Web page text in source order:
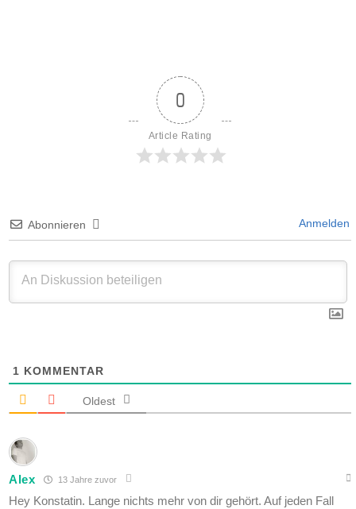
0
Article Rating
Abonnieren Anmelden
1 KOMMENTAR
Oldest
Alex 13 Jahre zuvor
Hey Konstatin. Lange nichts mehr von dir gehört. Auf jeden Fall